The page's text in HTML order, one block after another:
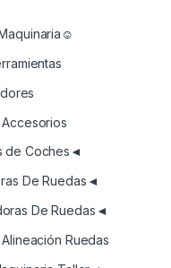
de Coches◄
De Ruedas◄
De Ruedas◄
Ruedas